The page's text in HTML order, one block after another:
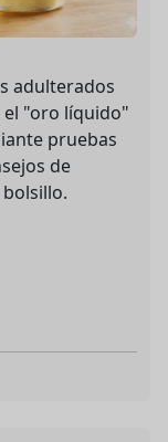
adulterados
el "oro líquido"
pruebas
de